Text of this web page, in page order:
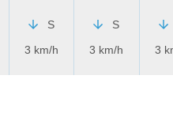
S
3 km/h
S
3 km/h
3